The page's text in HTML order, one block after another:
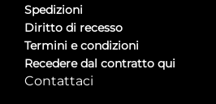
Spedizioni
Diritto di recesso
Termini e condizioni
Recedere dal contratto qui
Contattaci